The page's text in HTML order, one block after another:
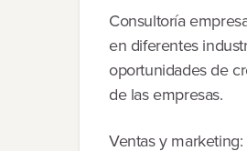
Consultoría
en diferentes
oportunidades de
de las empresas.
Ventas y